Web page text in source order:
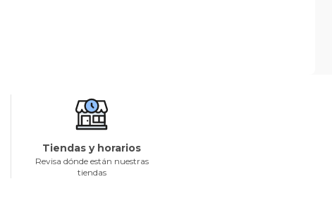
Tiendas y horarios
Revisa dónde están nuestras
tiendas